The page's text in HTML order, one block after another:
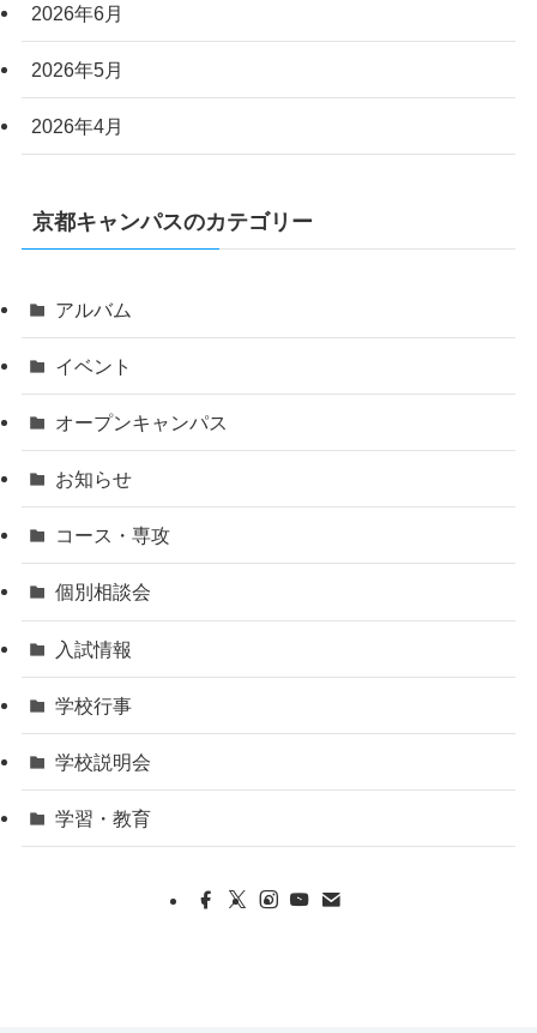
2026年6月
2026年5月
2026年4月
京都キャンパスのカテゴリー
アルバム
イベント
オープンキャンパス
お知らせ
コース・専攻
個別相談会
入試情報
学校行事
学校説明会
学習・教育